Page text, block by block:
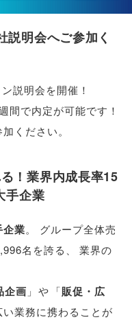
説明会へご参加く
説明会を開催！
間で内定が可能です！
加ください。
！業界内成長率15
手企業
企業。
グループ全体売
名を誇る 、
業界の
企画 」 や 「販促・広
い業務に携わることが